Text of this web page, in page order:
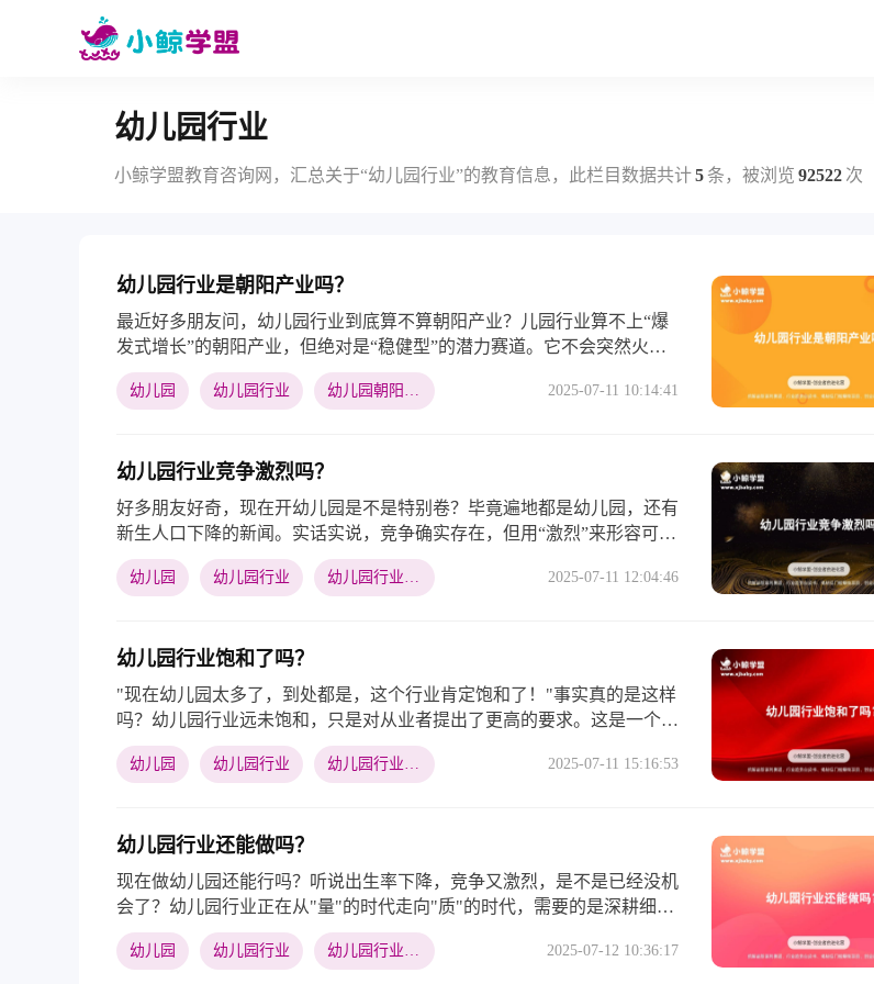
幼儿园行业
小鲸学盟教育咨询网，汇总关于“幼儿园行业”的教育信息，此栏目数据共计5条，被浏览 92522 次
幼儿园行业是朝阳产业吗？
最近好多朋友问，幼儿园行业到底算不算朝阳产业？儿园行业算不上“爆
发式增长”的朝阳产业，但绝对是“稳健型”的潜力赛道。它不会突然火
爆，但需求长期存在，而且会随着教育理念进步不断进化。如果能抓住质
量提升和特色服务，机会还是很多的。
幼儿园 幼儿园行业 幼儿园朝阳产业 2025-07-11 10:14:41
幼儿园行业竞争激烈吗？
好多朋友好奇，现在开幼儿园是不是特别卷？毕竟遍地都是幼儿园，还有
新生人口下降的新闻。实话实说，竞争确实存在，但用“激烈”来形容可能
有点夸张，更准确的说法是，行业正在“分化升级”。
幼儿园 幼儿园行业 幼儿园行业竞争 2025-07-11 12:04:46
幼儿园行业饱和了吗？
"现在幼儿园太多了，到处都是，这个行业肯定饱和了！"事实真的是这样
吗？幼儿园行业远未饱和，只是对从业者提出了更高的要求。这是一个需
要用心经营的行业，但也是一个充满机会的领域。
幼儿园 幼儿园行业 幼儿园行业饱和 2025-07-11 15:16:53
幼儿园行业还能做吗？
现在做幼儿园还能行吗？听说出生率下降，竞争又激烈，是不是已经没机
会了？幼儿园行业正在从"量"的时代走向"质"的时代，需要的是深耕细
作，而不是急于求成。
幼儿园 幼儿园行业 幼儿园行业能做吗 2025-07-12 10:36:17